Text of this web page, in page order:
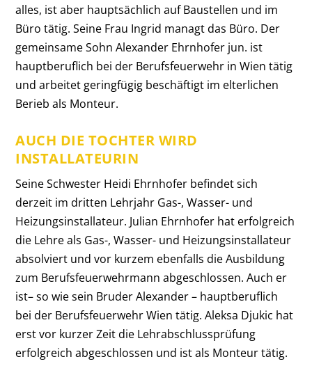
alles, ist aber hauptsächlich auf Baustellen und im
Büro tätig. Seine Frau Ingrid managt das Büro. Der
gemeinsame Sohn Alexander Ehrnhofer jun. ist
hauptberuflich bei der Berufsfeuerwehr in Wien tätig
und arbeitet geringfügig beschäftigt im elterlichen
Berieb als Monteur.
AUCH DIE TOCHTER WIRD
INSTALLATEURIN
Seine Schwester Heidi Ehrnhofer befindet sich
derzeit im dritten Lehrjahr Gas-, Wasser- und
Heizungsinstallateur. Julian Ehrnhofer hat erfolgreich
die Lehre als Gas-, Wasser- und Heizungsinstallateur
absolviert und vor kurzem ebenfalls die Ausbildung
zum Berufsfeuerwehrmann abgeschlossen. Auch er
ist– so wie sein Bruder Alexander – hauptberuflich
bei der Berufsfeuerwehr Wien tätig. Aleksa Djukic hat
erst vor kurzer Zeit die Lehrabschlussprüfung
erfolgreich abgeschlossen und ist als Monteur tätig.